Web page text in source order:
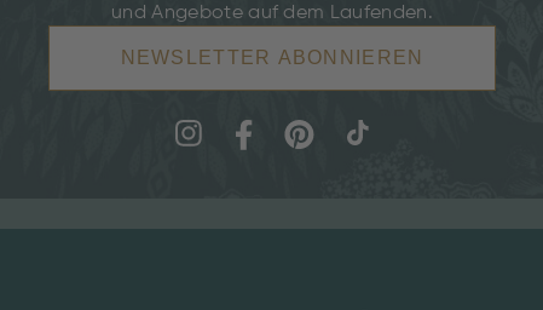
und Angebote auf dem Laufenden.
NEWSLETTER ABONNIEREN